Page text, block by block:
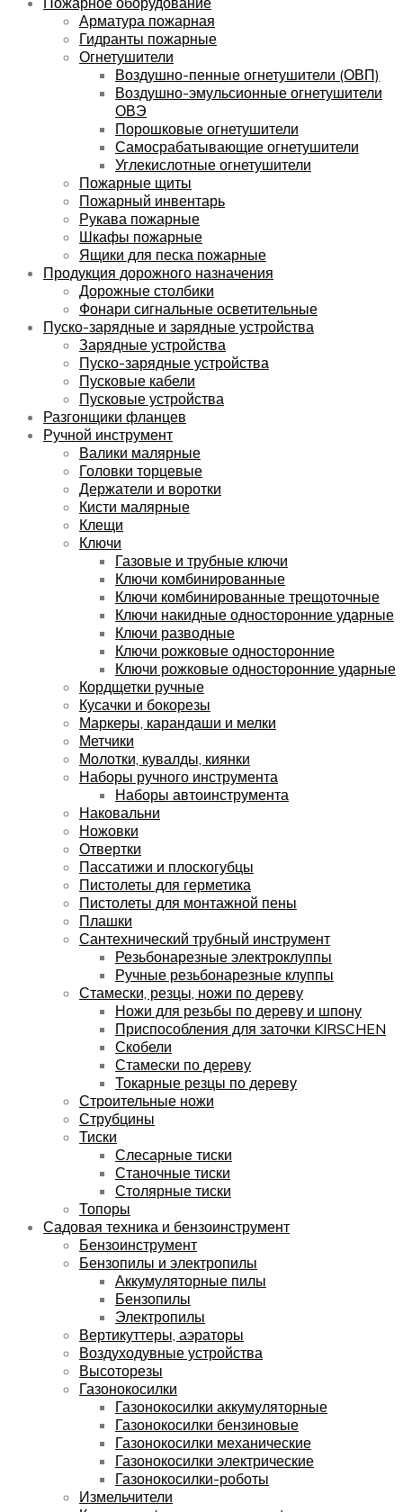
Арматура пожарная
Гидранты пожарные
Огнетушители
Воздушно-пенные огнетушители (ОВП)
Воздушно-эмульсионные огнетушители
ОВЭ
Порошковые огнетушители
Самосрабатывающие огнетушители
Углекислотные огнетушители
Пожарные щиты
Пожарный инвентарь
Рукава пожарные
Шкафы пожарные
Ящики для песка пожарные
Продукция дорожного назначения
Дорожные столбики
Фонари сигнальные осветительные
Пуско-зарядные и зарядные устройства
Зарядные устройства
Пуско-зарядные устройства
Пусковые кабели
Пусковые устройства
Разгонщики фланцев
Ручной инструмент
Валики малярные
Головки торцевые
Держатели и воротки
Кисти малярные
Клещи
Ключи
Газовые и трубные ключи
Ключи комбинированные
Ключи комбинированные трещоточные
Ключи накидные односторонние ударные
Ключи разводные
Ключи рожковые односторонние
Ключи рожковые односторонние ударные
Кордщетки ручные
Кусачки и бокорезы
Маркеры, карандаши и мелки
Метчики
Молотки, кувалды, киянки
Наборы ручного инструмента
Наборы автоинструмента
Наковальни
Ножовки
Отвертки
Пассатижи и плоскогубцы
Пистолеты для герметика
Пистолеты для монтажной пены
Плашки
Сантехнический трубный инструмент
Резьбонарезные электроклуппы
Ручные резьбонарезные клуппы
Стамески, резцы, ножи по дереву
Ножи для резьбы по дереву и шпону
Приспособления для заточки KIRSCHEN
Скобели
Стамески по дереву
Токарные резцы по дереву
Строительные ножи
Струбцины
Тиски
Слесарные тиски
Станочные тиски
Столярные тиски
Топоры
Садовая техника и бензоинструмент
Бензоинструмент
Бензопилы и электропилы
Аккумуляторные пилы
Бензопилы
Электропилы
Вертикуттеры, аэраторы
Воздуходувные устройства
Высоторезы
Газонокосилки
Газонокосилки аккумуляторные
Газонокосилки бензиновые
Газонокосилки механические
Газонокосилки электрические
Газонокосилки-роботы
Измельчители